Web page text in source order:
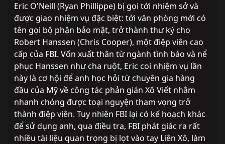
Eric O'Neill (Ryan Phillippe) bị gọi tới nhiệm sở và
được giao nhiệm vụ đặc biệt: tới văn phòng mới có
tên gọi bộ phận bảo mật, trở thành thư ký cho
Robert Hanssen (Chris Cooper), một điệp viên cao
cấp của FBI. Vốn xuất thân từ ngành tình báo và nể
phục Hanssen như cha ruột, Eric coi nhiệm vụ lần
này là cơ hội để anh học hỏi từ chuyên gia hàng
đầu của Mỹ về công tác phản gián Xô Viết nhằm
nhanh chóng được toại nguyện tham vọng trở
thành điệp viên. Tuy nhiên FBI lại có kế hoạch khác
để sử dụng anh, qua điều tra, FBI phát giác ra rất
nhiều tài liệu quan trọng bị lọt vào tay Liên Xô, làm